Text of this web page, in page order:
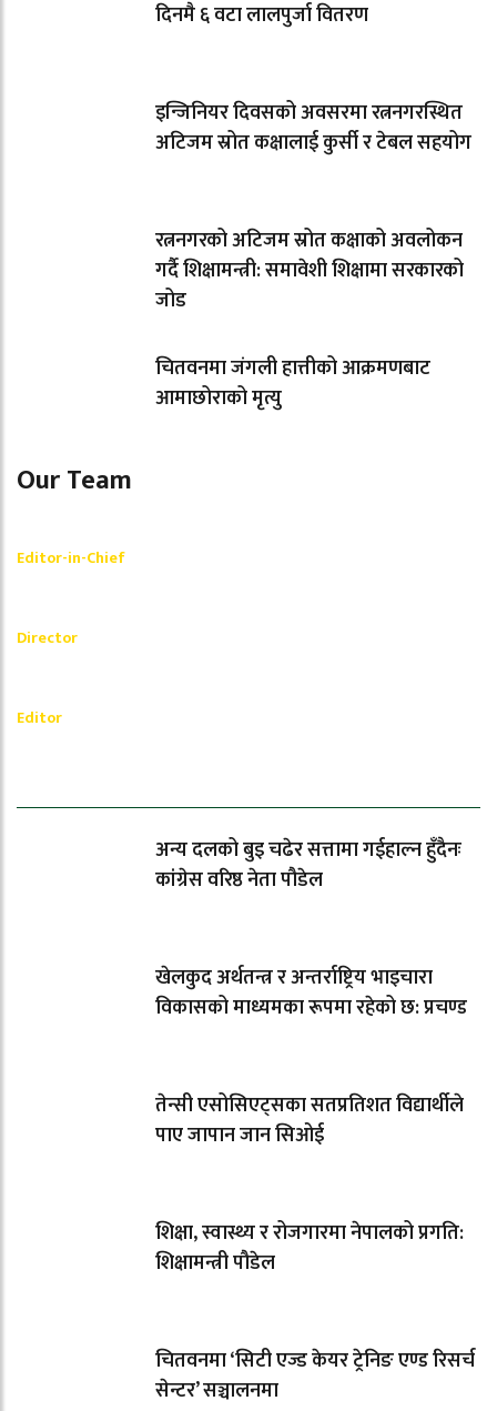
दिनमै ६ वटा लालपुर्जा वितरण
इन्जिनियर दिवसको अवसरमा रत्ननगरस्थित
अटिजम स्रोत कक्षालाई कुर्सी र टेबल सहयोग
रत्ननगरको अटिजम स्रोत कक्षाको अवलोकन
गर्दै शिक्षामन्त्री: समावेशी शिक्षामा सरकारको
जोड
चितवनमा जंगली हात्तीको आक्रमणबाट
आमाछोराको मृत्यु
Our Team
Editor-in-Chief
Director
Editor
अन्य दलको बुइ चढेर सत्तामा गईहाल्न हुँदैनः
कांग्रेस वरिष्ठ नेता पौडेल
खेलकुद अर्थतन्त्र र अन्तर्राष्ट्रिय भाइचारा
विकासको माध्यमका रूपमा रहेको छ: प्रचण्ड
तेन्सी एसोसिएट्सका सतप्रतिशत विद्यार्थीले
पाए जापान जान सिओई
शिक्षा, स्वास्थ्य र रोजगारमा नेपालको प्रगति:
शिक्षामन्त्री पौडेल
चितवनमा ‘सिटी एज्ड केयर ट्रेनिङ एण्ड रिसर्च
सेन्टर’ सञ्चालनमा